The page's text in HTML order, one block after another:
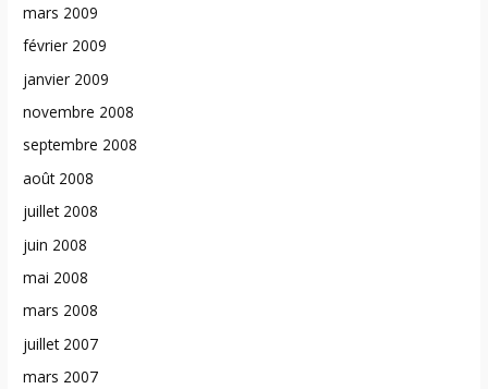
mars 2009
février 2009
janvier 2009
novembre 2008
septembre 2008
août 2008
juillet 2008
juin 2008
mai 2008
mars 2008
juillet 2007
mars 2007